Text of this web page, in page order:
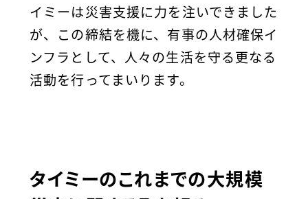
イミーは災害支援に力を注いできました
が、この締結を機に、有事の人材確保イ
ンフラとして、人々の生活を守る更なる
活動を行ってまいります。
タイミーのこれまでの大規模